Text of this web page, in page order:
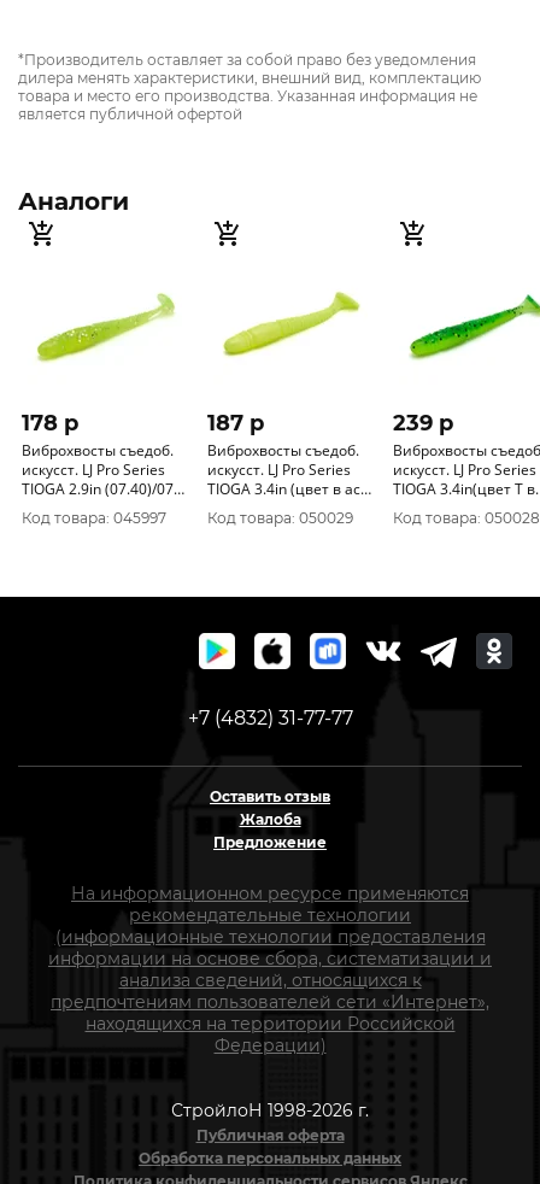
*Производитель оставляет за собой право без уведомления
дилера менять характеристики, внешний вид, комплектацию
товара и место его производства. Указанная информация не
является публичной офертой
Аналоги
178 p
Виброхвосты съедоб.
искусст. LJ Pro Series
TIOGA 2.9in (07.40)/071
7шт.
Код товара: 045997
187 p
Виброхвосты съедоб.
искусст. LJ Pro Series
TIOGA 3.4in (цвет в асс)
6шт.
Код товара: 050029
239 p
Виброхвосты
искусст. LJ Pro Series
TIOGA 3.4in(цвет T в
асс) 6шт.
Код товара: 050028
+7 (4832) 31-77-77
Оставить отзыв
Жалоба
Предложение
На информационном ресурсе применяются
рекомендательные технологии
(информационные технологии предоставления
информации на основе сбора, систематизации и
анализа сведений, относящихся к
предпочтениям пользователей сети «Интернет»,
находящихся на территории Российской
Федерации)
СтройлоН 1998-2026 г.
Публичная оферта
Обработка персональных данных